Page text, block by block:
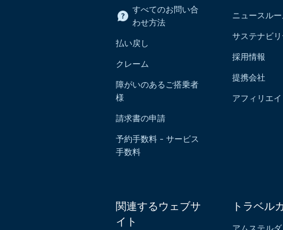
すべてのお問い合
わせ方法
払い戻し
クレーム
障がいのあるご搭乗者
様
請求書の申請
予約手数料 - サービス
手数料
ニュースルー
サステナビリ
採用情報
提携会社
アフィリエイ
関連するウェブサ
イト
トラベル